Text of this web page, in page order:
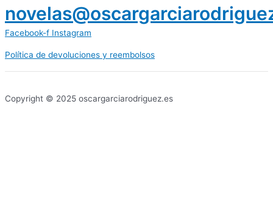
Facebook-f Instagram
Política de devoluciones y reembolsos
Copyright © 2025 oscargarciarodriguez.es